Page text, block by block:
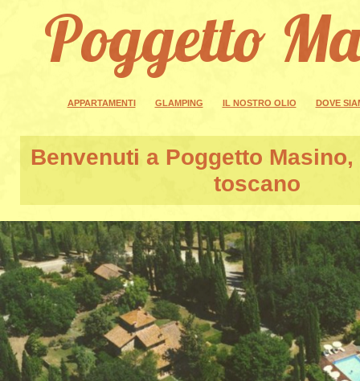
Poggetto
APPARTAMENTI GLAMPING IL NOSTRO OLIO DOVE
Benvenuti a Poggetto Masino
toscano